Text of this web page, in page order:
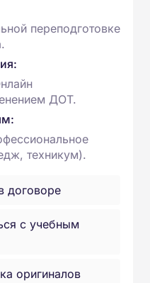
переподготовке
ДОТ.
техникум).
договоре
с учебным
оригиналов